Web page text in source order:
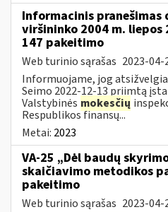
Informacinis pranešimas
viršininko 2004 m. liepos
147 pakeitimo
Web turinio sąrašas 2023-04-
Informuojame, jog
Seimo 2022-12-13 priimtą
Valstybinės mokesčių
Respublikos finansų...
Metai: 2023
VA-25 „Dėl baudų
skaičiavimo metodikos
pakeitimo
Web turinio sąrašas 2023-04-